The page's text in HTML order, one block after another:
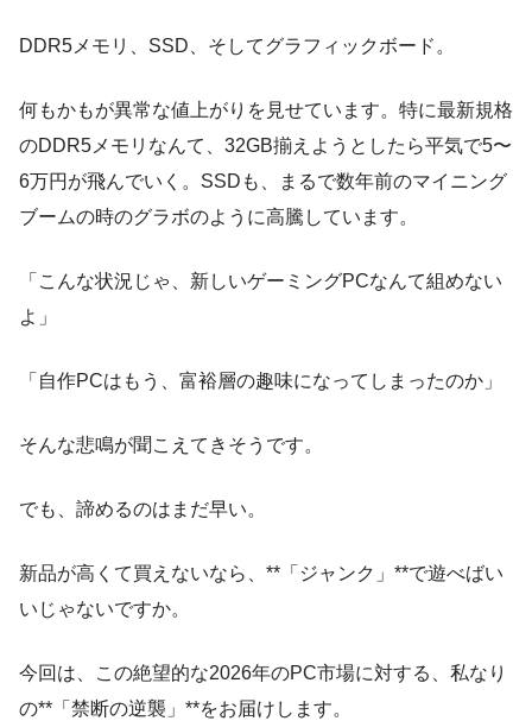
DDR5メモリ、SSD、そしてグラフィックボード。
何もかもが異常な値上がりを見せています。特に最新規格
のDDR5メモリなんて、32GB揃えようとしたら平気で5〜
6万円が飛んでいく。SSDも、まるで数年前のマイニング
ブームの時のグラボのように高騰しています。
「こんな状況じゃ、新しいゲーミングPCなんて組めない
よ」
「自作PCはもう、富裕層の趣味になってしまったのか」
そんな悲鳴が聞こえてきそうです。
でも、諦めるのはまだ早い。
新品が高くて買えないなら、**「ジャンク」**で遊べばい
いじゃないですか。
今回は、この絶望的な2026年のPC市場に対する、私なり
の**「禁断の逆襲」**をお届けします。